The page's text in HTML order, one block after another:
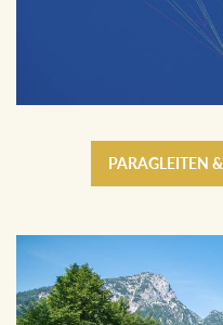
PARAGLEITEN